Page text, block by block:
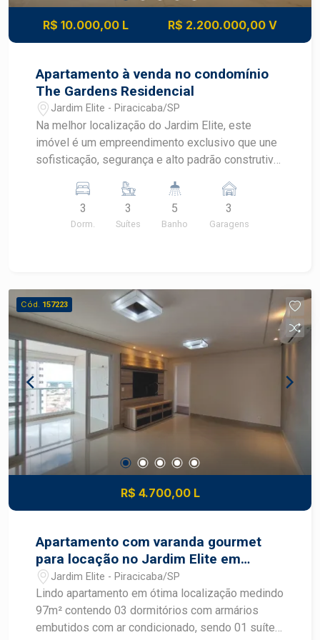
R$ 10.000,00 L R$ 2.200.000,00 V
Apartamento à venda no condomínio
The Gardens Residencial
Jardim Elite - Piracicaba/SP
Na melhor localização do Jardim Elite, este
imóvel é um empreendimento exclusivo que une
sofisticação, segurança e alto padrão construtivo,
principais vias da cidade. Apartamento de alto
de alto padrão Sala espaçosa integrada à cozinha
Ambientes planejados com requinte e excelente
acabamento Depósito privativo 3 vagas de
garagem Imóvel que proporciona conforto,
exclusividade e uma experiência única de morar
bem, com integração entre os ambientes e
espaço ideal para receber com elegância.
Construa seu futuro com quem é agente de
desenvolvimento do mercado imobiliário de
Piracicaba. Agende sua visita.
3
Dorm.
3
Suítes
5
Banho
3
Garagens
Cód. 157223
R$ 4.700,00 L
Apartamento com varanda gourmet
para locação no Jardim Elite em
Piracicaba
Jardim Elite - Piracicaba/SP
Lindo apartamento em ótima localização medindo
97m² contendo 03 dormitórios com armários
embutidos com ar condicionado, sendo 01 suíte ,